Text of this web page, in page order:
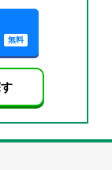
無料